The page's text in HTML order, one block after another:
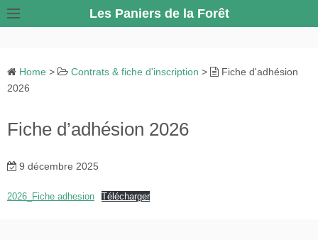
k
Les Paniers de la Forêt
Home > Contrats & fiche d'inscription >
Fiche d'adhésion
2026
Fiche d’adhésion 2026
9 décembre 2025
2026_Fiche adhesion Télécharger